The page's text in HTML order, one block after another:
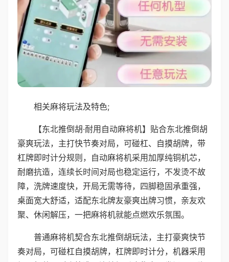
相关麻将玩法及特色;
【东北推倒胡·耐用自动麻将机】贴合东北推倒胡
豪爽玩法，主打快节奏对局，可碰杠、自摸胡牌，带
杠牌即时计分规则，自动麻将机采用加厚纯铜机芯，
耐磨抗造，连续长时间对局也稳定运行，不发烫不故
障，洗牌速度快，开局无需等待，四脚稳固承重强，
桌面宽大舒适，适配东北牌友豪爽出牌习惯，亲友欢
聚、休闲解压，一把麻将机就能点燃欢乐氛围。
普通麻将机契合东北推倒胡玩法，主打豪爽快节
奏对局，可碰杠自摸胡牌，杠牌即时计分，机器采用